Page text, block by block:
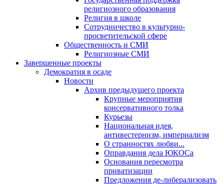
религиозного образования
Религия в школе
Сотрудничество в культурно-
просветительской сфере
Общественность и СМИ
Религиозные СМИ
Завершенные проекты
Демократия в осаде
Новости
Архив предыдущего проекта
Крупные мероприятия
консервативного толка
Курьезы
Национальная идея,
антивестернизм, империализм
О странностях любви...
Оправдания дела ЮКОСа
Основания пересмотра
приватизации
Предложения де-либерализовать